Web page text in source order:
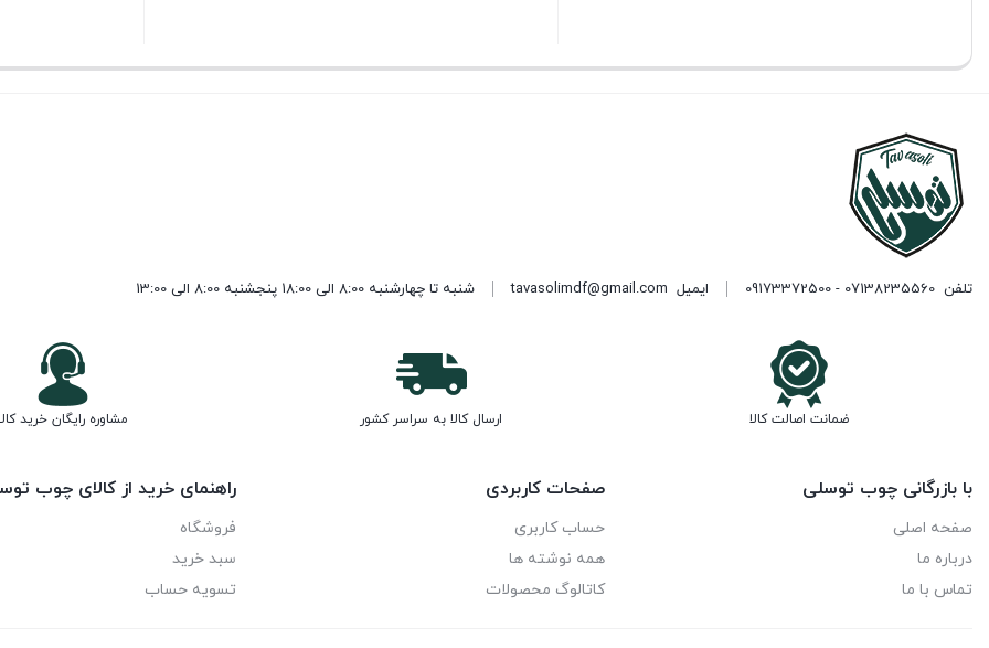
تلفن 07138235560 - 09173372500 ایمیل tavasolimdf@gmail.com شنبه تا چهارشنبه 8:00 الی 18:00 پنجشنبه 8:00 الی 13:00
ضمانت اصالت کالا ارسال کالا به سراسر کشور مشاوره رایگان خرید
با بازرگانی چوب توسلی
صفحه اصلی
درباره ما
تماس با ما
صفحات کاربردی
حساب کاربری
همه نوشته ها
کاتالوگ محصولات
راهنمای خرید از کالای چوب
فروشگاه
سبد خرید
تسویه حساب